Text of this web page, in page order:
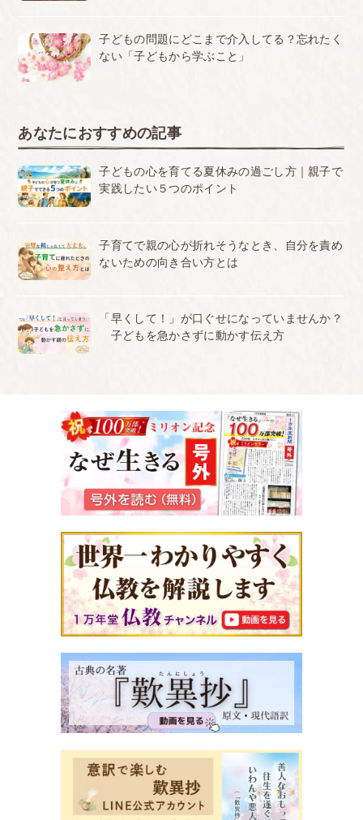
子どもの問題にどこまで介入してる？忘れたく
ない「子どもから学ぶこと」
あなたにおすすめの記事
子どもの心を育てる夏休みの過ごし方｜親子で
実践したい５つのポイント
子育てで親の心が折れそうなとき、自分を責め
ないための向き合い方とは
「早くして！」が口ぐせになっていませんか？
子どもを急かさずに動かす伝え方